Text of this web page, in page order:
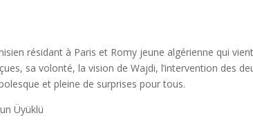
résidant à Paris et Romy jeune algérienne qui
sa volonté, la vision deWajdi, l’intervention des
et pleine de surprisespour tous.
Üyüklü